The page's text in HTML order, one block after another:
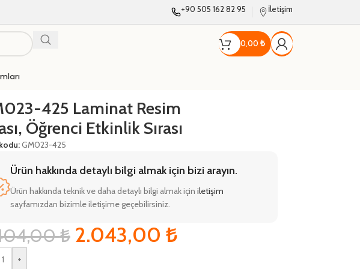
+90 505 162 82 95 İletişim
0,00 ₺
425 Laminat Resim
Öğrenci Etkinlik Sırası
GM023-425
Ürün hakkında detaylı bilgi almak için bizi arayın.
Ürün hakkında teknik ve daha detaylı bilgi almak için iletişim
sayfamızdan bizimle iletişime geçebilirsiniz.
₺ 2.043,00 ₺
+